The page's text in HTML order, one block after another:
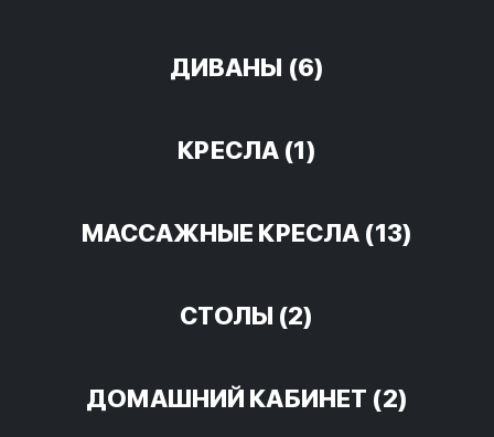
ДИВАНЫ (6)
КРЕСЛА (1)
МАССАЖНЫЕ КРЕСЛА (13)
СТОЛЫ (2)
ДОМАШНИЙ КАБИНЕТ (2)